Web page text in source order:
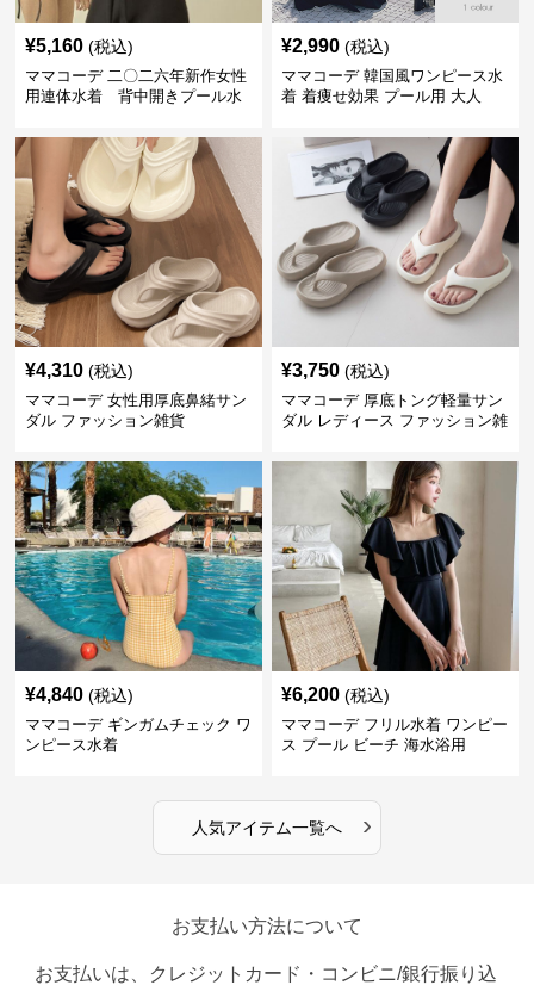
¥5,160 (税込)
ママコーデ 二〇二六年新作女性
用連体水着 背中開きプール水
¥2,990 (税込)
ママコーデ 韓国風ワンピース水
着 着痩せ効果 プール用 大人
¥4,310 (税込)
ママコーデ 女性用厚底鼻緒サン
ダル ファッション雑貨
¥3,750 (税込)
ママコーデ 厚底トング軽量サン
ダル レディース ファッション雑
¥4,840 (税込)
ママコーデ ギンガムチェック ワ
ンピース水着
¥6,200 (税込)
ママコーデ フリル水着 ワンピー
ス プール ビーチ 海水浴用
人気アイテム一覧へ ›
お支払い方法について
お支払いは、クレジットカード・コンビニ/銀行振り込